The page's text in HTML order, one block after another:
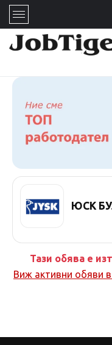
ЮСК
Тази обява е
Виж активни обяви в